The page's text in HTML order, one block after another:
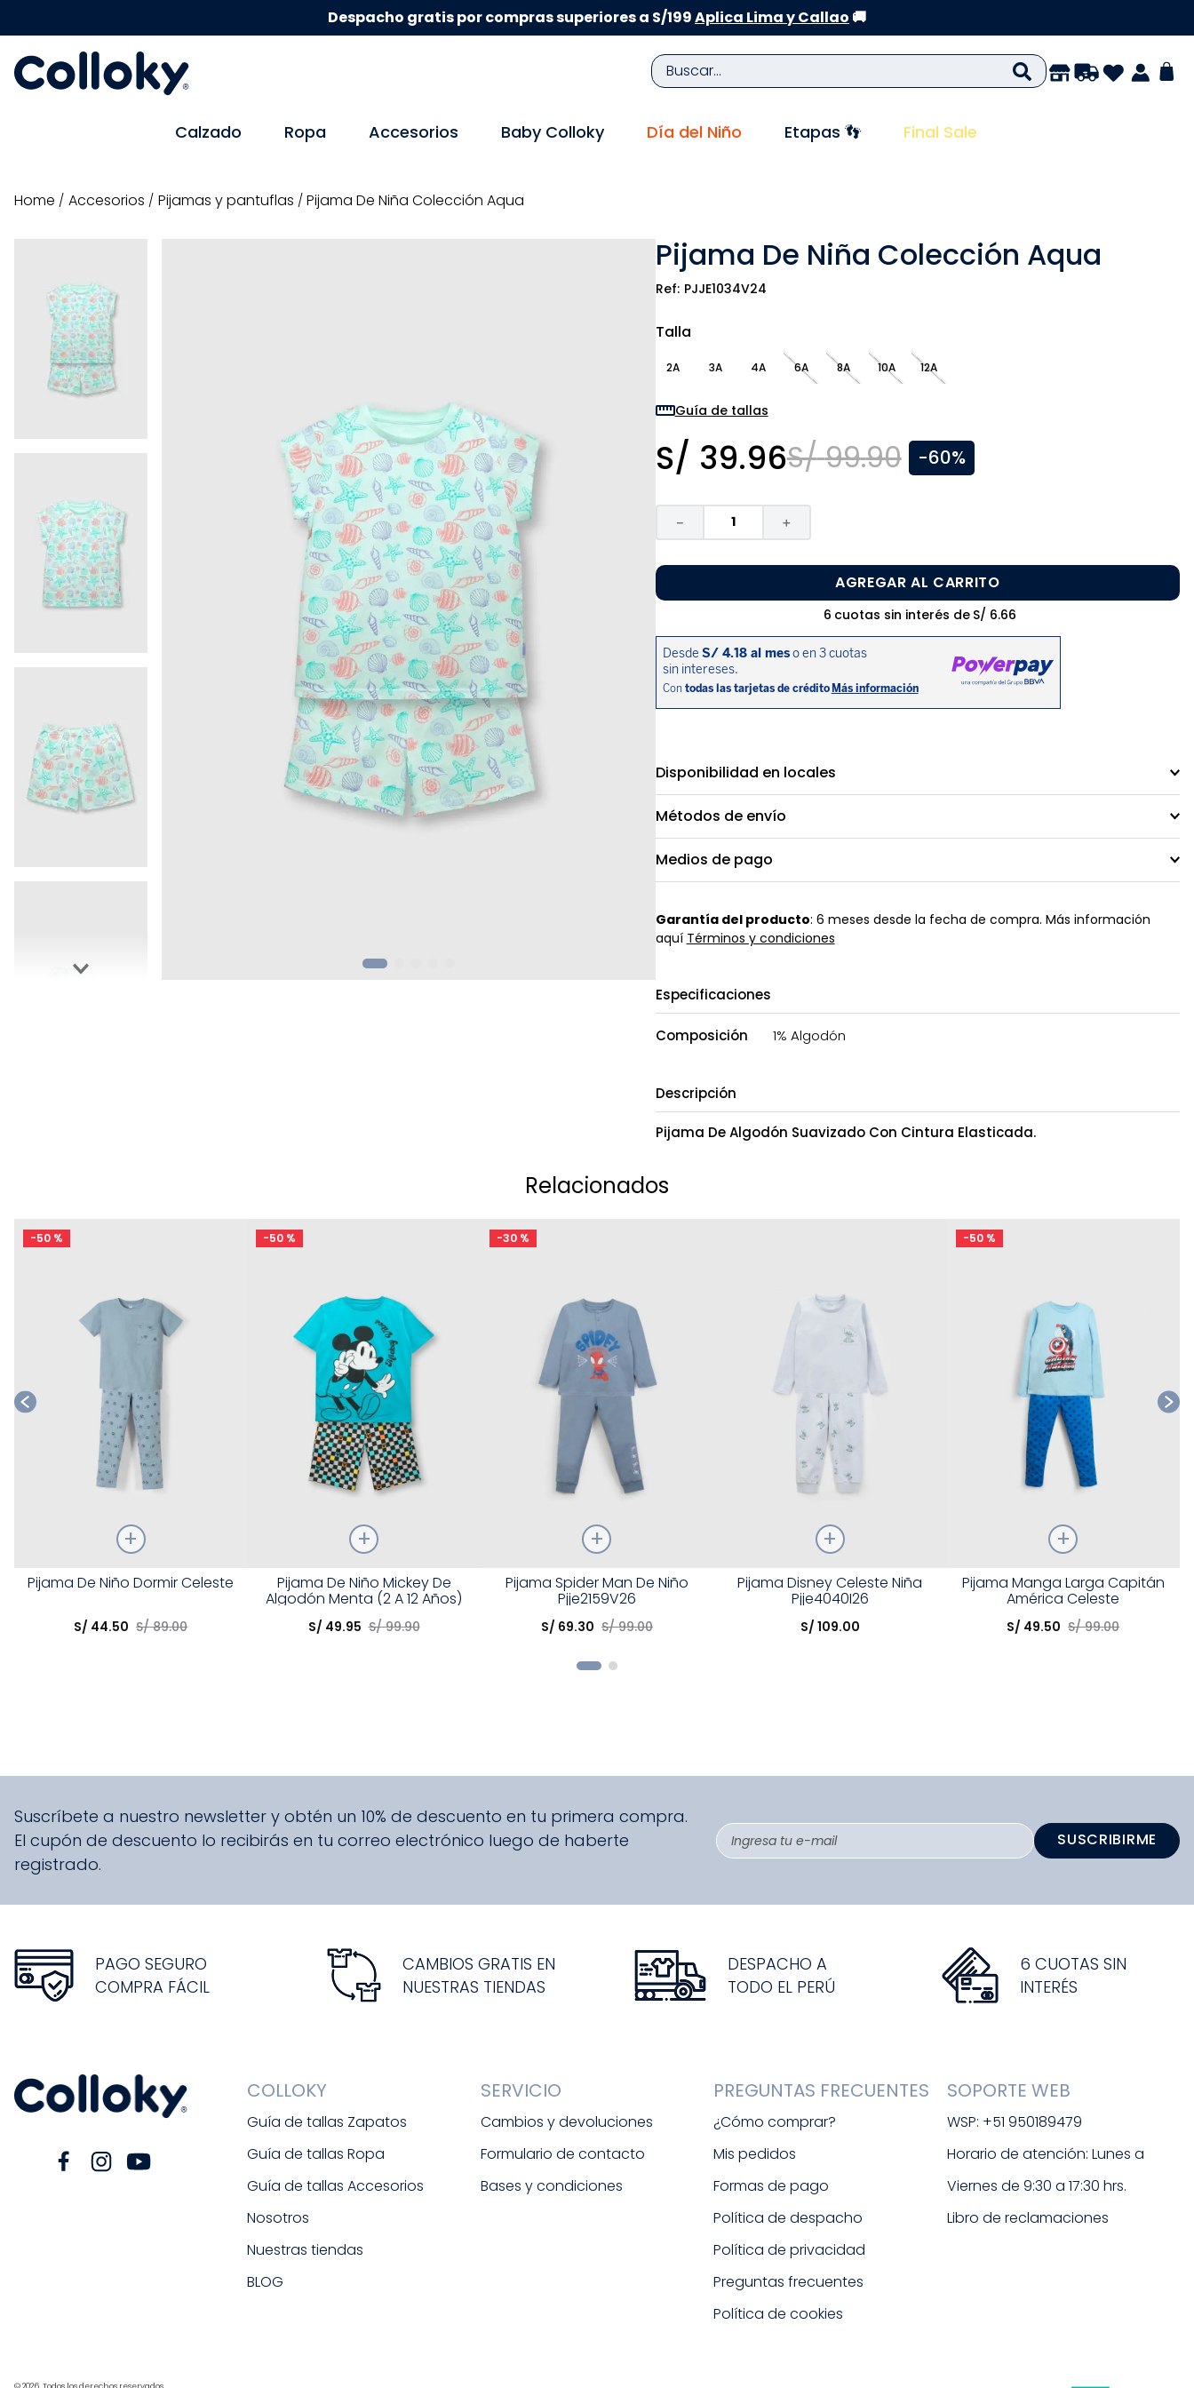
Despacho gratis por compras superiores a S/199Aplica Lima y Callao 🚚
Buscar...
Calzado Ropa Accesorios Baby Colloky Día del Niño Etapas 👣 Final Sale
accesorios pijamas y pantuflas Pijama De Niña Colección Aqua
Pijama De Niña Colección Aqua
PJJE1034V24
Talla
2A 3A 4A 6A 8A 10A 12A
Guía de tallas
S/ 39.96S/ 99.90 -60%
＋
－
AGREGAR AL CARRITO
6 cuotas sin interés de S/ 6.66
Disponibilidad en locales
Métodos de envío
Medios de pago
Garantía del producto: 6 meses desde la fecha de compra. Más información
aquí Términos y condiciones
Especificaciones
Composición 1% Algodón
Descripción
Pijama De Algodón Suavizado Con Cintura Elasticada.
Relacionados
-50 %
Talla
Pijama De Niño Dormir Celeste
S/ 44.50 S/ 89.00
-50 %
Elige una opción
Pijama De Niño Mickey De
Algodón Menta (2 A 12 Años)
S/ 49.95 S/ 99.90
-30 %
Talla
Elige una opción
Pijama Spider Man De Niño
Pjje2159V26
S/ 69.30 S/ 99.00
Talla
Elige una opción
Pijama Disney Celeste Niña
Pjje4040I26
S/ 109.00
-50 %
Talla
Elige una opción
Pijama Manga Larga Capitán
América Celeste
S/ 49.50 S/ 99.00
Suscríbete a nuestro newsletter y obtén un 10% de descuento en tu primera compra.
El cupón de descuento lo recibirás en tu correo electrónico luego de haberte
registrado.
SUSCRIBIRME
PAGO SEGURO
COMPRA FÁCIL
CAMBIOS GRATIS EN
NUESTRAS TIENDAS
DESPACHO A
TODO EL PERÚ
6 CUOTAS SIN
INTERÉS
COLLOKY
Guía de tallas Zapatos
Guía de tallas Ropa
Guía de tallas Accesorios
Nosotros
Nuestras tiendas
BLOG
SERVICIO
Cambios y devoluciones
Formulario de contacto
Bases y condiciones
PREGUNTAS FRECUENTES
¿Cómo comprar?
Mis pedidos
Formas de pago
Política de despacho
Política de privacidad
Preguntas frecuentes
Política de cookies
SOPORTE WEB
WSP: +51 950189479
Horario de atención: Lunes a
Viernes de 9:30 a 17:30 hrs.
Libro de reclamaciones
TÉRMINOS MÁS BUSCADOS
10. sandalias niño